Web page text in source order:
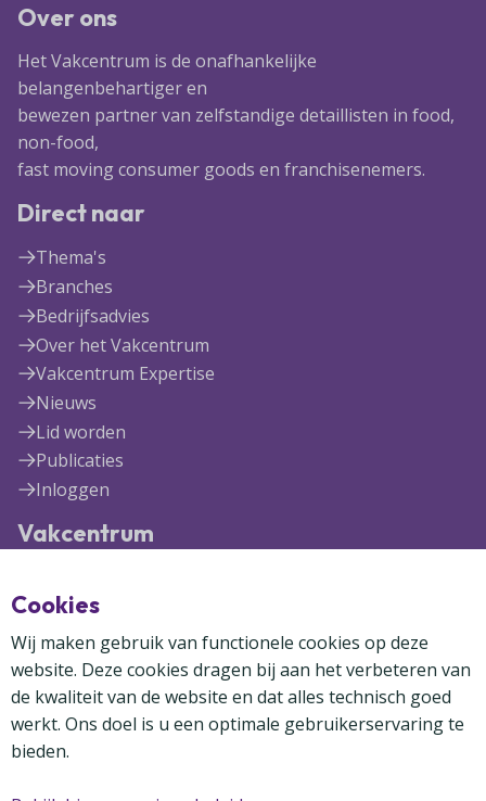
Zoeken
Partners
Jaarverslag
Pers
In English
Agenda
Over ons
Het Vakcentrum is de onafhankelijke
belangenbehartiger en
bewezen partner van zelfstandige detaillisten in food,
non-food,
fast moving consumer goods en franchisenemers.
Direct naar
Thema's
Branches
Bedrijfsadvies
Over het Vakcentrum
Vakcentrum Expertise
Nieuws
Lid worden
Publicaties
Inloggen
Vakcentrum
3447 GR Woerden
(0348) 41 97 71
info@vakcentrum.nl
Cookies
Wij maken gebruik van functionele cookies op deze
website. Deze cookies dragen bij aan het verbeteren van
de kwaliteit van de website en dat alles technisch goed
werkt. Ons doel is u een optimale gebruikerservaring te
bieden.